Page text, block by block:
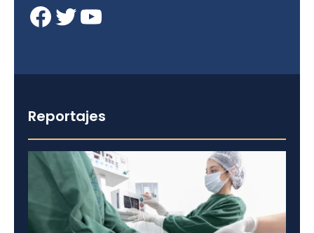
Facebook Twitter YouTube
Reportajes